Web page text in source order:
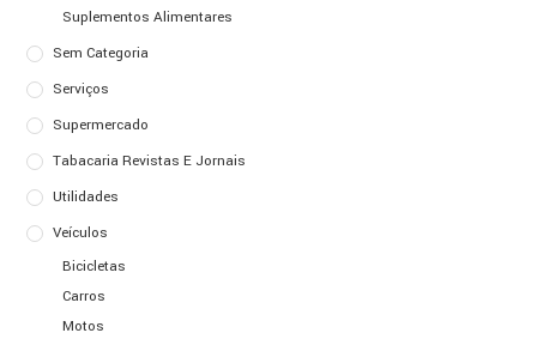
Suplementos Alimentares
Sem Categoria
Serviços
Supermercado
Tabacaria Revistas E Jornais
Utilidades
Veículos
Bicicletas
Carros
Motos